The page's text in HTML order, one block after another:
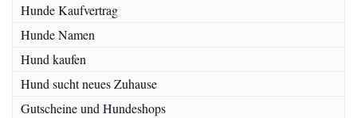
Hunde Kaufvertrag
Hunde Namen
Hund kaufen
Hund sucht neues Zuhause
Gutscheine und Hundeshops